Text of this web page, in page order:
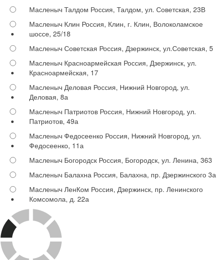
Масленыч Талдом Россия, Талдом, ул. Советская, 23В
Масленыч Клин Россия, Клин, г. Клин, Волоколамское
шоссе, 25/18
Масленыч Советская Россия, Дзержинск, ул.Советская, 5
Масленыч Красноармейская Россия, Дзержинск, ул.
Красноармейская, 17
Масленыч Деловая Россия, Нижний Новгород, ул.
Деловая, 8а
Масленыч Патриотов Россия, Нижний Новгород, ул.
Патриотов, 49а
Масленыч Федосеенко Россия, Нижний Новгород, ул.
Федосеенко, 11а
Масленыч Богородск Россия, Богородск, ул. Ленина, 363
Масленыч Балахна Россия, Балахна, пр. Дзержинского 3а
Масленыч ЛенКом Россия, Дзержинск, пр. Ленинского
Комсомола, д. 22а